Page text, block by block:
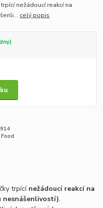
nežádoucí reakcí na
celý popis
trpící nežádoucí reakcí na
nesnášenlivostí).